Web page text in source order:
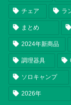
チェア ラ
まとめ
2024年新商品
調理器具
ソロキャンプ
2026年